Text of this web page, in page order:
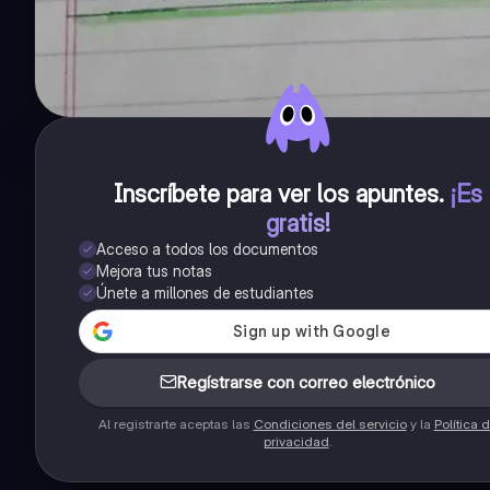
Inscríbete para ver los apuntes. ¡Es
gratis!
Acceso a todos los documentos
Mejora tus notas
Únete a millones de estudiantes
Regístrarse con correo electrónico
Al registrarte aceptas las Condiciones del servicioy la Política
privacidad